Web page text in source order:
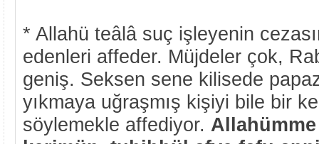
* Allahü teâlâ suç işleyenin
edenleri affeder. Müjdeler çok,
geniş. Seksen sene kilisede
yıkmaya uğraşmış kişiyi bile bir
söylemekle affediyor.